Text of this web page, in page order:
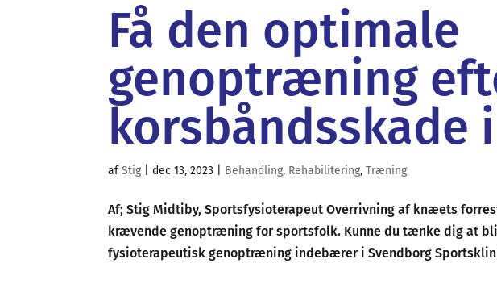
Få den optimale
genoptræning
korsbåndsskade
afStig dec 13, 2023 Behandling, Rehabilitering,Træning
Af; Stig Midtiby, Sportsfysioterapeut Overrivning af knæets
krævende genoptræning for sportsfolk. Kunne du tænke dig at
fysioterapeutisk genoptræning indebærer i Svendborg